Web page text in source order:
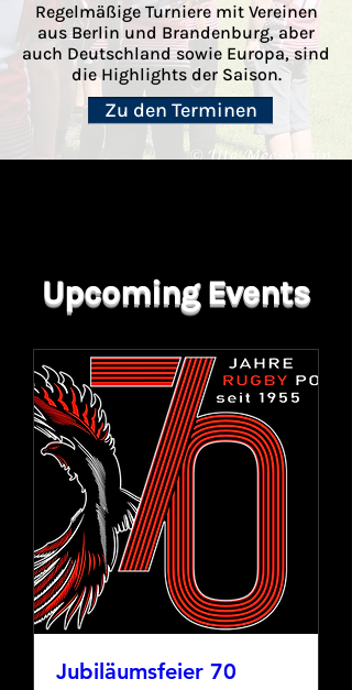
Regelmäßige Turniere mit Vereinen
aus Berlin und Brandenburg, aber
auch Deutschland sowie Europa, sind
die Highlights der Saison.
Zu den Terminen
​Upcoming Events
Jubiläumsfeier 70